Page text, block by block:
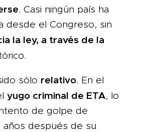
. Casi ningún país ha
desde el Congreso, sin
la ley, a través de la
sólo relativo. En el
yugo criminal de ETA, lo
de golpe de
años después de su